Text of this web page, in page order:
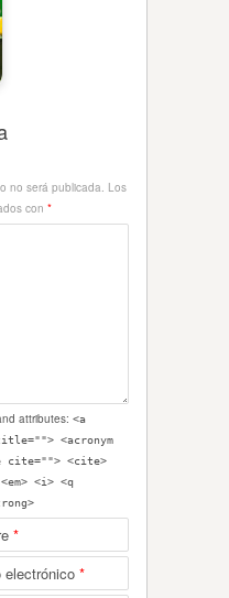
no será publicada. Los
con *
attributes: <a
<acronym
cite=""> <cite>
<i> <q
*
electrónico *